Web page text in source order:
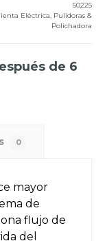
50225
Eléctrica, Pulidoras &
Polichadora
de 6
0
mayor
de
flujo de
del